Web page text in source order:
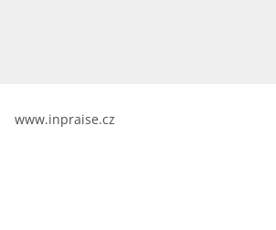
www.inpraise.cz